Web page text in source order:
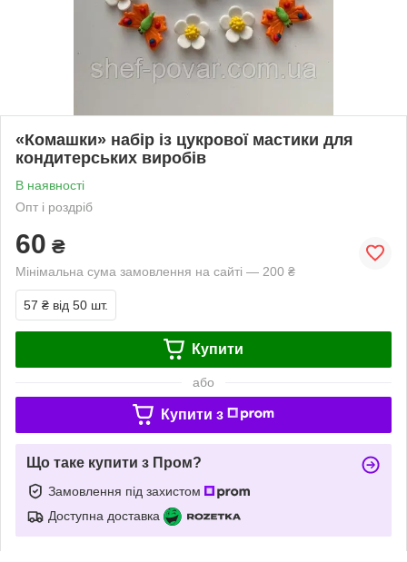
«Комашки» набiр iз цукрової мастики для
кондитерських виробів
В наявності
Опт і роздріб
60 ₴
Мінімальна сума замовлення на сайті — 200 ₴
57 ₴ від 50 шт.
Купити
або
Купити з
Що таке купити з Пром?
Замовлення під захистом
Доступна доставка